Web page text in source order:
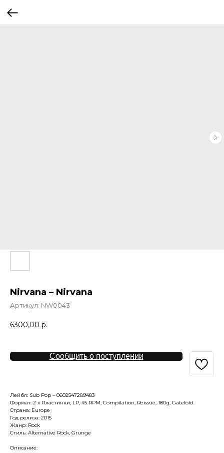
Nirvana – Nirvana
Артикул: NW0043
6300,00 р.
Сообщить о поступлении
Лейбл: Sub Pop – 0602547289483
Формат: 2 x Пластинки, LP, 45 RPM, Compilation, Reissue, 180g, Gatefold
Страна: Europe
Год релиза: 2015
Жанр: Rock
Стиль: Alternative Rock, Grunge
Описание: